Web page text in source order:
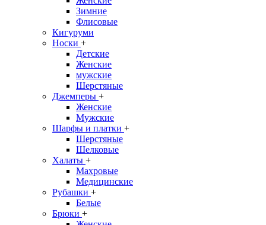
Зимние
Флисовые
Кигуруми
Носки +
Детские
Женские
мужские
Шерстяные
Джемперы +
Женские
Мужские
Шарфы и платки +
Шерстяные
Шелковые
Халаты +
Махровые
Медицинские
Рубашки +
Белые
Брюки +